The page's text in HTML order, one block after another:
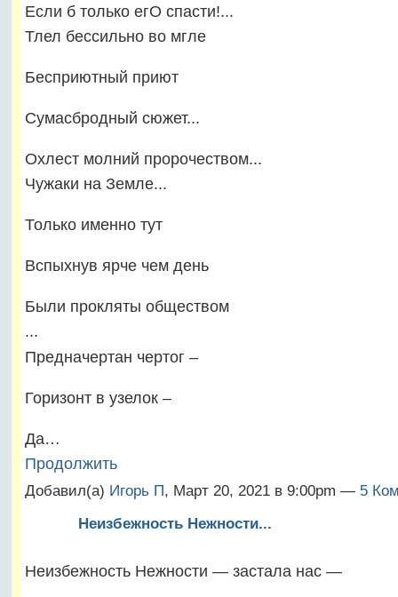
Если б только егО спасти!...
Тлел бессильно во мгле
Бесприютный приют
Сумасбродный сюжет...
Охлест молний пророчеством...
Чужаки на Земле...
Только именно тут
Вспыхнув ярче чем день
Были прокляты обществом
...
Предначертан чертог –
Горизонт в узелок –
Да…
Продолжить
Добавил(а) Игорь П, Март 20, 2021 в 9:00pm — 5
Неизбежность Нежности...
Неизбежность Нежности — застала нас —